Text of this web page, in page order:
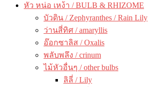
หัว หน่อ เหง้า / BULB & RHIZOME
บัวดิน / Zephyranthes / Rain Lily
ว่านสี่ทิศ / amaryllis
อ๊อกซาลิส / Oxalis
พลับพลึง / crinum
ไม้หัวอื่นๆ / other bulbs
ลิลี่ / Lily